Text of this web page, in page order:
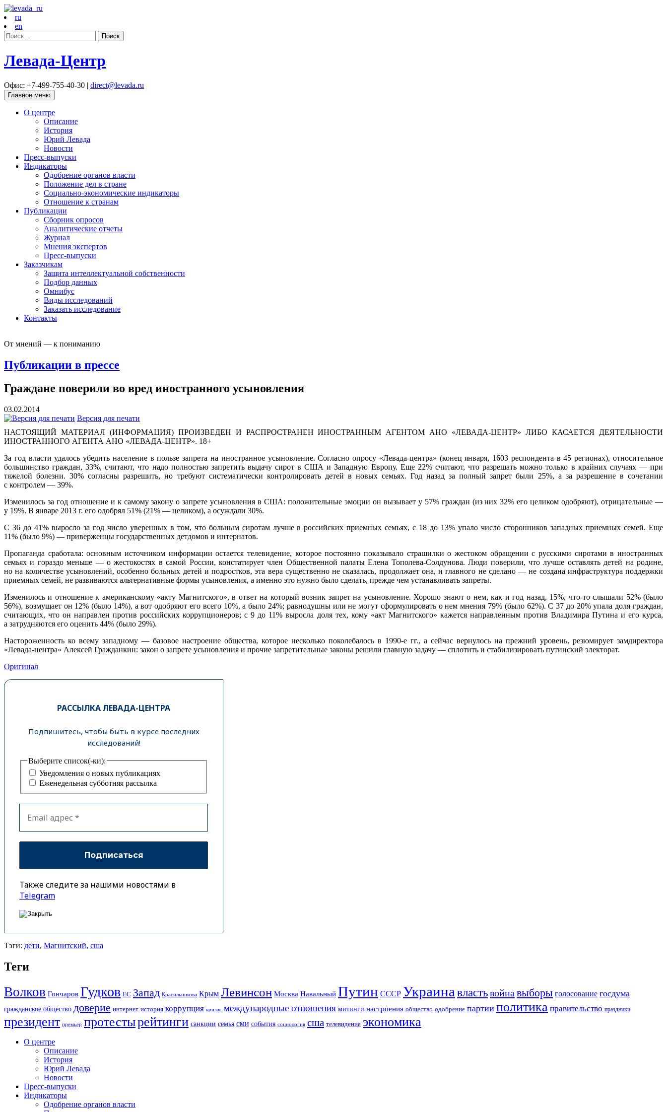
ru
en
Найти:
Левада-Центр
Офис: +7-499-755-40-30 | direct@levada.ru
Главное меню
О центре
Описание
История
Юрий Левада
Новости
Пресс-выпуски
Индикаторы
Одобрение органов власти
Положение дел в стране
Социально-экономические индикаторы
Отношение к странам
Публикации
Сборник опросов
Аналитические отчеты
Журнал
Мнения экспертов
Пресс-выпуски
Заказчикам
Защита интеллектуальной собственности
Подбор данных
Омнибус
Виды исследований
Заказать исследование
Контакты
От мнений — к пониманию
Публикации в прессе
Граждане поверили во вред иностранного усыновления
03.02.2014
Версия для печати
НАСТОЯЩИЙ МАТЕРИАЛ (ИНФОРМАЦИЯ) ПРОИЗВЕДЕН И РАСПРОСТРАНЕН ИНОСТРАННЫМ АГЕНТОМ АНО «ЛЕВАДА-ЦЕНТР» ЛИБО КАСАЕТСЯ ДЕЯТЕЛЬНОСТИ
ИНОСТРАННОГО АГЕНТА АНО «ЛЕВАДА-ЦЕНТР». 18+
За год власти удалось убедить население в пользе запрета на иностранное усыновление. Согласно опросу «Левада-центра» (конец января, 1603 респондента в 45 регионах), относительное
большинство граждан, 33%, считают, что надо полностью запретить выдачу сирот в США и Западную Европу. Еще 22% считают, что разрешать можно только в крайних случаях — при
тяжелой болезни. 30% согласны разрешить, но требуют систематически контролировать детей в новых семьях. Год назад за полный запрет были 25%, а за разрешение в сочетании
с контролем — 39%.
Изменилось за год отношение и к самому закону о запрете усыновления в США: положительные эмоции он вызывает у 57% граждан (из них 32% его целиком одобряют), отрицательные —
у 19%. В январе 2013 г. его одобрял 51% (21% — целиком), а осуждали 30%.
С 36 до 41% выросло за год число уверенных в том, что больным сиротам лучше в российских приемных семьях, с 18 до 13% упало число сторонников западных приемных семей. Еще
11% (было 9%) — приверженцы государственных детдомов и интернатов.
Пропаганда сработала: основным источником информации остается телевидение, которое постоянно показывало страшилки о жестоком обращении с русскими сиротами в иностранных
семьях и гораздо меньше — о жестокостях в самой России, констатирует член Общественной палаты Елена Тополева-Солдунова. Люди поверили, что лучше оставлять детей на родине,
но на количестве усыновлений, особенно больных детей и подростков, эта вера существенно не сказалась, продолжает она, и главного не сделано — не создана инфраструктура поддержки
приемных семей, не развиваются альтернативные формы усыновления, а именно это нужно было сделать, прежде чем устанавливать запреты.
Изменилось и отношение к американскому «акту Магнитского», в ответ на который возник запрет на усыновление. Хорошо знают о нем, как и год назад, 15%, что-то слышали 52% (было
56%), возмущает он 12% (было 14%), а вот одобряют его всего 10%, а было 24%; равнодушны или не могут сформулировать о нем мнения 79% (было 62%). С 37 до 20% упала доля граждан,
считающих, что он направлен против российских коррупционеров; с 9 до 11% выросла доля тех, кому «акт Магнитского» кажется направленным против Владимира Путина и его курса,
а затрудняются его оценить 44% (было 29%).
Настороженность ко всему западному — базовое настроение общества, которое несколько поколебалось в 1990-е гг., а сейчас вернулось на прежний уровень, резюмирует замдиректора
«Левада-центра» Алексей Гражданкин: закон о запрете усыновления и прочие запретительные законы решили главную задачу — сплотить и стабилизировать путинский электорат.
Оригинал
РАССЫЛКА ЛЕВАДА-ЦЕНТРА
Подпишитесь, чтобы быть в курсе последних
исследований!
Выберите список(-ки):
Уведомления о новых публикациях
Еженедельная субботняя рассылка
Также следите за нашими новостями в
Telegram
Тэги: дети, Магнитский, сша
Теги
Волков Гончаров Гудков ЕС Запад Красильникова Крым Левинсон Москва Навальный Путин СССР Украина властьвойна выборы голосование госдума
гражданское общество доверие интернет история коррупция кризис международные отношения митинги настроения общество одобрение партии политика правительство праздники
президент премьер протестырейтинги санкции семья сми события социология сша телевидение экономика
О центре
Описание
История
Юрий Левада
Новости
Пресс-выпуски
Индикаторы
Одобрение органов власти